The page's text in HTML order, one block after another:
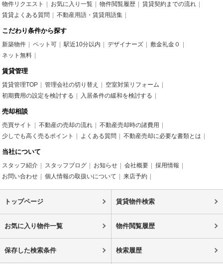
物件リクエスト
お気に入り一覧 物件閲覧履歴
賃貸契約までの流れ
賃貸よくある質問
不動産用語・賃貸用語集
こだわり条件から探す
新築物件 ペット可 駅近10分以内 デザイナーズ
敷金礼金０
ネット無料
賃貸管理
賃貸管理TOP 管理会社の切り替え
空室対策リフォーム
初期費用の設定を検討する
入居条件の緩和を検討する
売却相談
売買サイト 不動産の売却の流れ
不動産売却時の諸費用
少しでも高く売るポイント
よくある質問 不動産売却に必要な書類とは
当社について
スタッフ紹介 スタッフブログ お知らせ 会社概要
採用情報
お問い合わせ
個人情報の取扱いについて 来店予約
トップページ 賃貸物件検索
お気に入り物件一覧 物件閲覧履歴
保存した検索条件 検索履歴